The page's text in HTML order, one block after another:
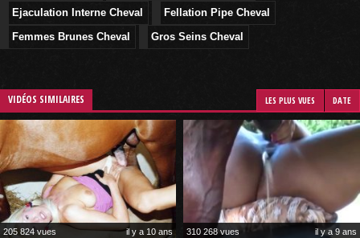
Ejaculation Interne Cheval
Fellation Pipe Cheval
Femmes Brunes Cheval
Gros Seins Cheval
VIDÉOS SIMILAIRES LES PLUS VUES DATE
205 824 vues
il y a 10 ans
310 268 vues
il y a 9 ans